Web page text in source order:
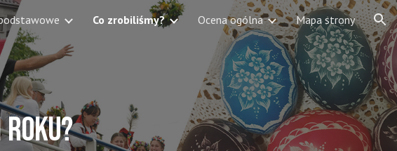
Skip to navigationCo zrobiliśmy? Ocena ogólna Mapa strony